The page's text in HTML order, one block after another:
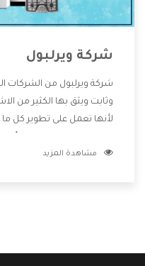
شركة ويرلبول
شركة ويرلبول من الشركات
وثابت ويثق بها الكثير من
لأنها تعمل على تطوير كل ما
وتقدم للعملاء أقوى
مشاهدة المزيد